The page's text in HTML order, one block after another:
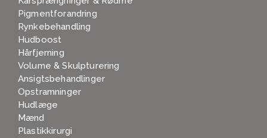
Pigmentforandring
Rynkebehandling
Hudboost
Hårfjerning
Volume & Skulpturering
Ansigtsbehandlinger
Opstramninger
Hudlæge
Mænd
Plastikkirurgi